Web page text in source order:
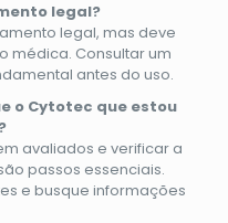
legal?
legal, mas deve
médica. Consultar um
antes do uso.
o Cytotec que estou
avaliados e verificar a
passos essenciais.
e busque informações